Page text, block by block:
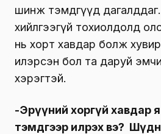
шинж тэмдгүүд
хийлгээгүй тохиолдолд
нь хорт хавдар болж
илэрсэн бол та даруй
хэрэгтэй.
-Эрүүний хоргүй хавдар
тэмдгээр илрэх вэ?